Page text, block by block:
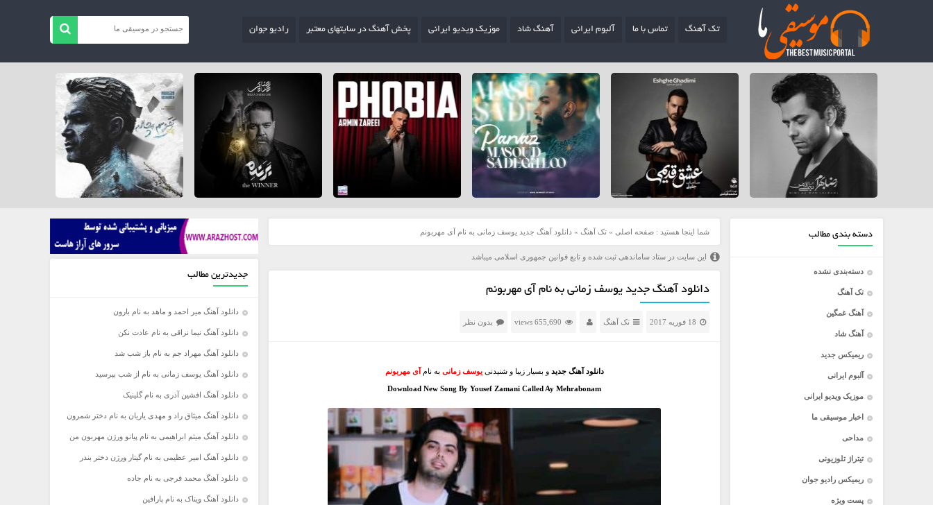
تک آهنگ تماس با ما آلبوم ایرانی آهنگ شاد موزیک ویدیو ایرانی پخش آهنگ در سایتهای معتبر رادیو جوان
دسته بندی مطالب
دسته‌بندی نشده
تک آهنگ
آهنگ غمگین
آهنگ شاد
ریمیکس جدید
آلبوم ایرانی
موزیک ویدیو ایرانی
اخبار موسیقی ما
مداحی
تیتراژ تلوزیونی
ریمیکس رادیو جوان
پست ویژه
شما اینجا هستید : صفحه اصلی » تک آهنگ » دانلود آهنگ جدید یوسف زمانی به نام آی مهربونم
این سایت در ستاد ساماندهی ثبت شده و تابع قوانین جمهوری اسلامی میباشد
دانلود آهنگ جدید یوسف زمانی به نام آی مهربونم
18 فوریه 2017 تک آهنگ 655,690 views بدون نظر
دانلود آهنگ جدید و بسیار زیبا و شنیدنی یوسف زمانی به نام آی مهربونم
Download New Song By Yousef Zamani Called Ay Mehrabonam
جدیدترین مطالب
دانلود آهنگ میر احمد و ماهد به نام بارون
دانلود آهنگ نیما نراقی به نام عادت نکن
دانلود آهنگ مهراد جم به نام باز شب شد
دانلود آهنگ یوسف زمانی به نام از شب بپرسید
دانلود آهنگ افشین آذری به نام گلینیک
دانلود آهنگ میثاق راد و مهدی یاریان به نام دختر شمرون
دانلود آهنگ میثم ابراهیمی به نام پیانو ورژن مهربون من
دانلود آهنگ امیر عظیمی به نام گیتار ورژن دختر بندر
دانلود آهنگ محمد فرجی به نام جاده
دانلود آهنگ ویناک به نام پارافین